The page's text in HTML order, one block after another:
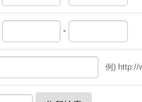
-
例) http://